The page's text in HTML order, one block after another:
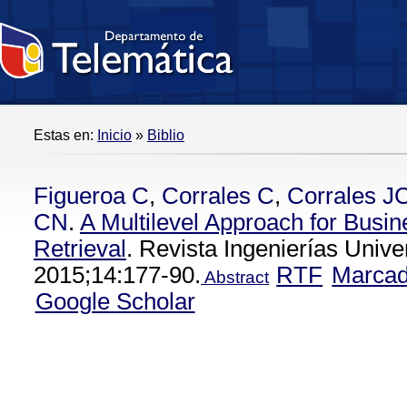
Estas en: Inicio » Biblio
Figueroa C, Corrales C, Corrales
CN. A Multilevel Approach for
Retrieval . Revista Ingenierías
2015;14:177-90. Abstract RTF
Google Scholar